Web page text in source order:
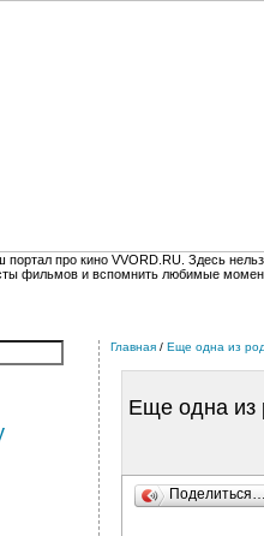
портал про кино VVORD.RU. Здесь
фильмов и вспомнить любимые
Главная / Еще одна из
Еще одна из